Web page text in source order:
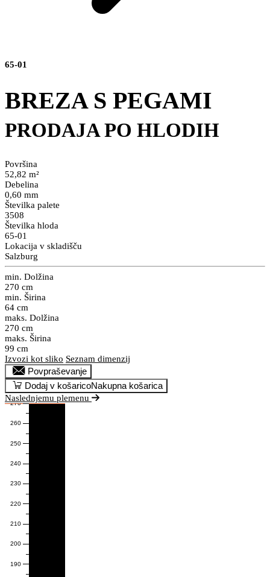
65-01
BREZA S PEGAMI
PRODAJA PO HLODIH
Površina
52,82 m²
Debelina
0,60 mm
Številka palete
3508
Številka hloda
65-01
Lokacija v skladišču
Salzburg
min. Dolžina
270 cm
min. Širina
64 cm
maks. Dolžina
270 cm
maks. Širina
99 cm
Izvozi kot sliko Seznam dimenzij
Povpraševanje
Dodaj v košaricoNakupna košarica
Naslednjemu plemenu
190
200
210
220
230
240
250
260
270